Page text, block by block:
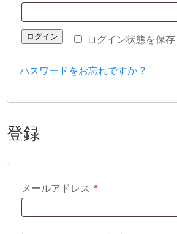
ログイン状態を保存
ログイン
パスワードをお忘れですか ?
登録
メールアドレス *